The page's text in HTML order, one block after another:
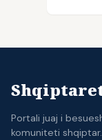
Portali juaj i
komuniteti shqiptar.